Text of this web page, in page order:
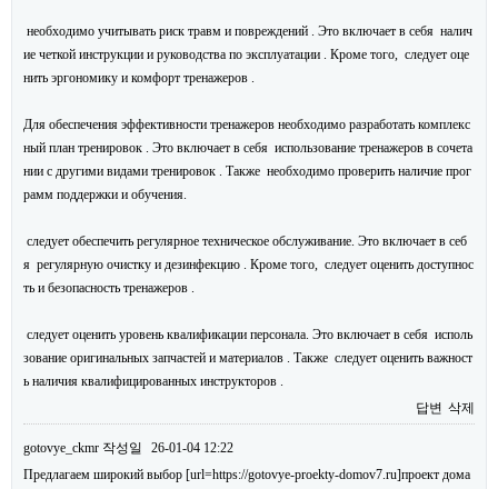
необходимо учитывать риск травм и повреждений . Это включает в себя налич
ие четкой инструкции и руководства по эксплуатации . Кроме того, следует оце
нить эргономику и комфорт тренажеров .
Для обеспечения эффективности тренажеров необходимо разработать комплекс
ный план тренировок . Это включает в себя использование тренажеров в сочета
нии с другими видами тренировок . Также необходимо проверить наличие прог
рамм поддержки и обучения.
следует обеспечить регулярное техническое обслуживание. Это включает в себ
я регулярную очистку и дезинфекцию . Кроме того, следует оценить доступнос
ть и безопасность тренажеров .
следует оценить уровень квалификации персонала. Это включает в себя исполь
зование оригинальных запчастей и материалов . Также следует оценить важност
ь наличия квалифицированных инструкторов .
답변 삭제
gotovye_ckmr 작성일
26-01-04 12:22
Предлагаем широкий выбор [url=https://gotovye-proekty-domov7.ru]проект дома